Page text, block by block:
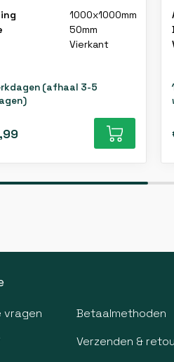
rooster en RVS1000x1000mm
50mm
Vierkant
(afhaal 3-5
vragen
Betaalmethoden
Verzenden &